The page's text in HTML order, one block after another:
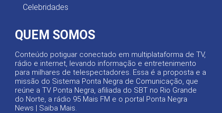
Celebridades
QUEM SOMOS
Conteúdo potiguar conectado em multiplataforma de TV,
rádio e internet, levando informação e entretenimento
para milhares de telespectadores. Essa é a proposta e a
missão do Sistema Ponta Negra de Comunicação, que
reúne a TV Ponta Negra, afiliada do SBT no Rio Grande
do Norte, a rádio 95 Mais FM e o portal Ponta Negra
News | Saiba Mais.